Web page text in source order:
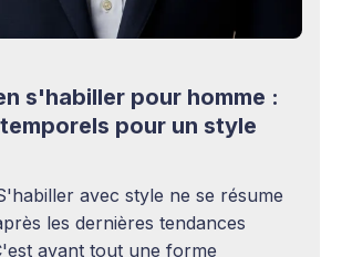
s'habiller pour homme :
pour un style
les dernières tendances
avant tout une forme